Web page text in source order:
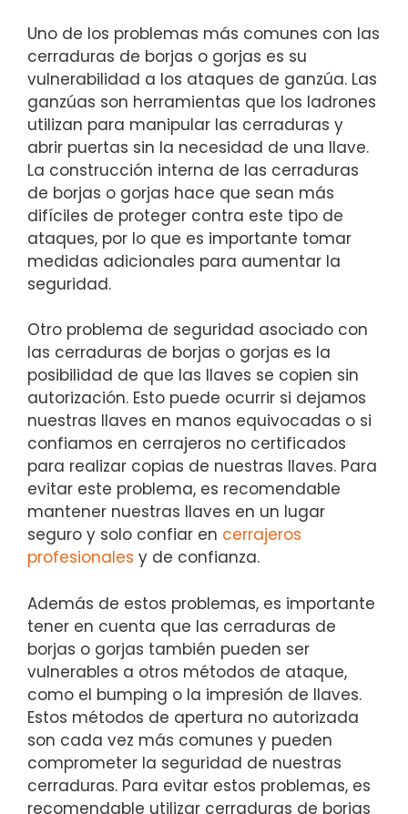
Uno de⁢ los problemas más comunes ‍con las
cerraduras de borjas o gorjas es su
vulnerabilidad a los ataques de ganzúa. Las
ganzúas son herramientas que los ladrones
utilizan para ​manipular las ​cerraduras y
abrir puertas sin la necesidad​ de una llave.
La construcción interna de las cerraduras
de borjas o gorjas hace que sean más
difíciles de proteger contra este tipo de
ataques, por ‍lo que es importante tomar
medidas ⁤adicionales para aumentar la
seguridad.
Otro problema de seguridad asociado con
las cerraduras de borjas o ⁤gorjas es la
posibilidad de que las llaves se copien sin
autorización. ⁤Esto puede ocurrir ‌si dejamos
nuestras​ llaves en manos equivocadas o si
confiamos en cerrajeros‍ no certificados
para ⁢realizar copias de nuestras llaves. Para
evitar‌ este problema, es recomendable‌
mantener nuestras llaves ⁣en un lugar
seguro y solo confiar en cerrajeros
profesionales y de confianza.
Además de estos ​problemas, es importante
tener en cuenta que ⁤las cerraduras de
borjas o gorjas también pueden ser
vulnerables a otros métodos de ataque,
como el bumping o la impresión‍ de llaves.
Estos ⁢métodos de apertura no ‌autorizada
son​ cada vez más‍ comunes‌ y​ pueden
‍comprometer la seguridad ⁢de nuestras
cerraduras. Para evitar estos problemas, es
recomendable utilizar cerraduras de borjas